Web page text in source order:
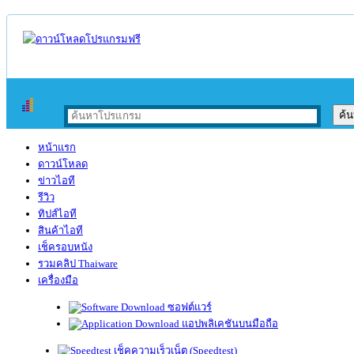
หน้าแรก
ดาวน์โหลด
ข่าวไอที
รีวิว
ทิปส์ไอที
สินค้าไอที
เช็ครอบหนัง
รวมคลิป Thaiware
เครื่องมือ
ซอฟต์แวร์
แอปพลิเคชันบนมือถือ
เช็คความเร็วเน็ต (Speedtest)